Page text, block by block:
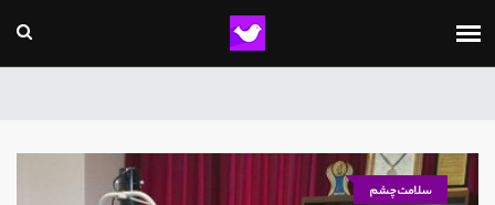
سلامت چشم